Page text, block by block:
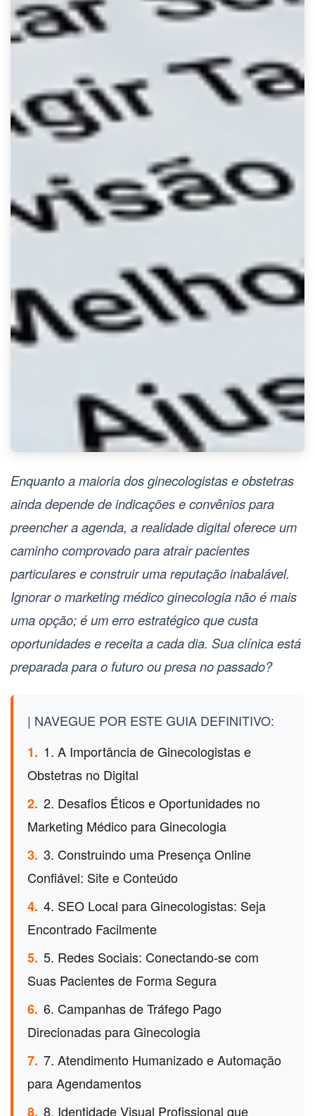
Enquanto a maioria dos ginecologistas e obstetras
ainda depende de indicações e convênios para
preencher a agenda, a realidade digital oferece um
caminho comprovado para atrair pacientes
particulares e construir uma reputação inabalável.
Ignorar omarketing médico ginecologianão é mais
uma opção; é um erro estratégico que custa
oportunidades e receita a cada dia. Sua clínica está
preparada para o futuro ou presa no passado?
| NAVEGUE POR ESTE GUIA DEFINITIVO:
1. 1. A Importância de Ginecologistas e
Obstetras no Digital
2. 2. Desafios Éticos e Oportunidades no
Marketing Médico para Ginecologia
3. 3. Construindo uma Presença Online
Confiável: Site e Conteúdo
4. 4. SEO Local para Ginecologistas: Seja
Encontrado Facilmente
5. 5. Redes Sociais: Conectando-se com
Suas Pacientes de Forma Segura
6. 6. Campanhas de Tráfego Pago
Direcionadas para Ginecologia
7. 7. Atendimento Humanizado e Automação
para Agendamentos
8. 8. Identidade Visual Profissional que